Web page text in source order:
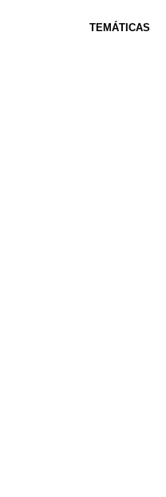
TEMÁTICAS